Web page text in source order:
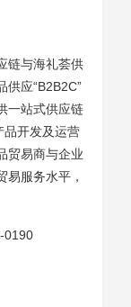
链与海礼荟供
供应“B2B2C”
一站式供应链
品开发及运营
贸易商与企业
易服务水平，
0190